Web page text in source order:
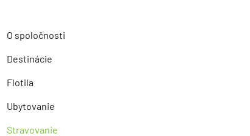
O spoločnosti
Destinácie
Flotila
Ubytovanie
Stravovanie